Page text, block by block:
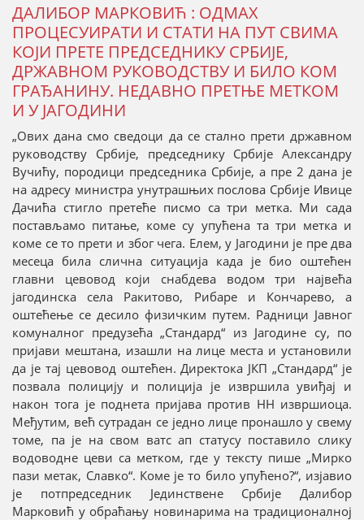
ДАЛИБОР МАРКОВИЋ : ОДМАХ
ПРОЦЕСУИРАТИ И СТАТИ НА ПУТ СВИМА
КОЈИ ПРЕТЕ ПРЕДСЕДНИКУ СРБИЈЕ,
ДРЖАВНОМ РУКОВОДСТВУ И БИЛО КОМ
ГРАЂАНИНУ. НЕДАВНО ПРЕТЊЕ МЕТКОМ
И У ЈАГОДИНИ
„Ових дана смо сведоци да се стално прети државном
руководству Србије, председнику Србије Александру
Вучићу, породици председника Србије, а пре 2 дана је
на адресу министра унутрашњих послова Србије Ивице
Дачића стигло претеће писмо са три метка. Ми сада
постављамо питање, коме су упућена та три метка и
коме се то прети и због чега. Елем, у Јагодини је пре два
месеца била слична ситуација када је био оштећен
главни цевовод који снабдева водом три највећа
јагодинска села Ракитово, Рибаре и Кончарево, а
оштећење се десило физичким путем. Радници Јавног
комуналног предузећа „Стандард“ из Јагодине су, по
пријави мештана, изашли на лице места и установили
да је тај цевовод оштећен. Директока ЈКП „Стандард“ је
позвала полицију и полиција је извршила увиђај и
након тога је поднета пријава против НН извршиоца.
Међутим, већ сутрадан се једно лице пронашло у свему
томе, па је на свом ватс ап статусу поставило слику
водоводне цеви са метком, где у тексту пише „Мирко
пази метак, Славко“. Коме је то било упућено?“, изјавио
је потпредседник Јединствене Србије Далибор
Марковић у обраћању новинарима на традиционалној